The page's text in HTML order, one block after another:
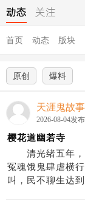
动态 关注
首页 动态 版块
原创 爆料
天涯鬼故事
2026-08-04发
樱花道幽若寺
清光绪五年，
冤魂饿鬼肆虐横
叫，民不聊生达